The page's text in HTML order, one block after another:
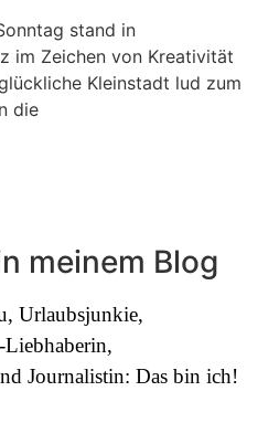
stand in
im Zeichen von Kreativität
Kleinstadt lud zum
die
meinem Blog
Urlaubsjunkie,
Journalistin: Das bin ich!